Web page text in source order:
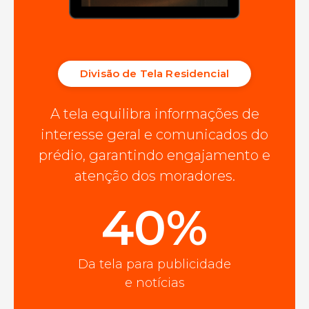
Divisão de Tela Residencial
A tela equilibra informações de
interesse geral e comunicados do
prédio, garantindo engajamento e
atenção dos moradores.
40%
Da tela para publicidade
e notícias